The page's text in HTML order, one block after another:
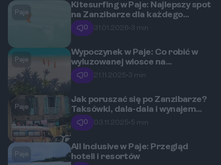
Paje
Kitesurfing w Paje: Najlepszy spot
na Zanzibarze dla każdego
poziomu
0 31.01.2026• 3 min
Paje
Wypoczynek w Paje: Co robić w
wyluzowanej wiosce na
Zanzibarze?
0 21.11.2025• 3 min
Paje
Jak poruszać się po Zanzibarze?
Taksówki, dala-dala i wynajem
samochodu
0 03.11.2025• 5 min
Paje
All Inclusive w Paje: Przegląd
hoteli i resortów